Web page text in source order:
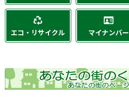
エコ・リサイクル マイナンバー